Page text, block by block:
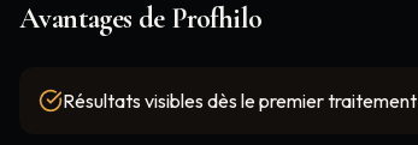
Avantages de Profhilo
Résultats visibles dès le premier traitement